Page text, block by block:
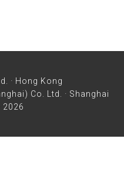
· Hong Kong
Co. Ltd. · Shanghai